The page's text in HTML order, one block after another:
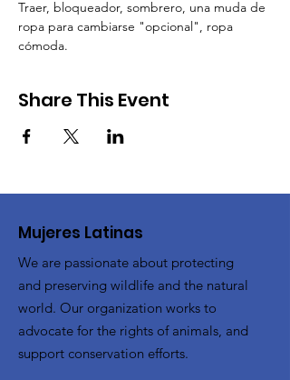
Traer, bloqueador, sombrero, una muda de
ropa para cambiarse "opcional", ropa
cómoda.
Share This Event
Mujeres Latinas
We are passionate about protecting
and preserving wildlife and the natural
world. Our organization works to
advocate for the rights of animals, and
support conservation efforts.